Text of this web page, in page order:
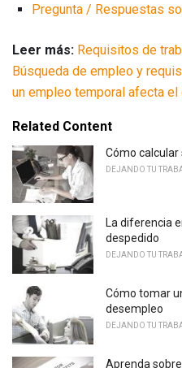
Pregunta / Respuestas
Leer más: Requisitos de
Búsqueda de empleo y
un empleo temporal afecta
Related Content
Cómo
DEJANDO TU
La diferencia
despedido
DEJANDO TU
Cómo tomar
desempleo
DEJANDO TU
Aprenda